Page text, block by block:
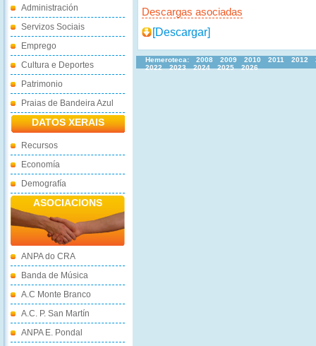
Administración
Servizos Sociais
Emprego
Cultura e Deportes
Patrimonio
Praias de Bandeira Azul
DATOS XERAIS
Recursos
Economía
Demografía
ASOCIACIONS
ANPA do CRA
Banda de Música
A.C Monte Branco
A.C. P. San Martín
ANPA E. Pondal
Descargas asociadas
[Descargar]
Hemeroteca: 2008 2009 2010 2011 2012
2022
2023 2024 2025 2026